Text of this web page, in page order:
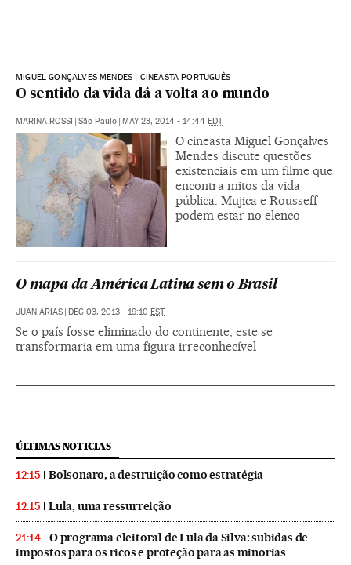
MIGUEL GONÇALVES MENDES | CINEASTA PORTUGUÊS
O sentido da vida dá a volta ao mundo
MARINA ROSSI | São Paulo | MAY 23, 2014 - 14:44 EDT
O cineasta Miguel Gonçalves
Mendes discute questões
existenciais em um filme que
encontra mitos da vida
pública. Mujica e Rousseff
podem estar no elenco
O mapa da América Latina sem o Brasil
JUAN ARIAS | DEC 03, 2013 - 19:10 EST
Se o país fosse eliminado do continente, este se
transformaria em uma figura irreconhecível
ÚLTIMAS NOTICIAS
12:15 Bolsonaro, a destruição como estratégia
12:15 Lula, uma ressurreição
21:14
O programa eleitoral de Lula da Silva: subidas de
impostos para os ricos e proteção para as minorias